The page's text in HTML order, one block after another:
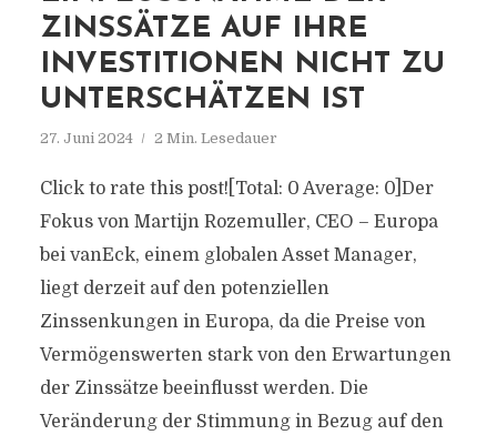
ZINSSÄTZE AUF IHRE
INVESTITIONEN NICHT ZU
UNTERSCHÄTZEN IST
27. Juni 2024 2 Min. Lesedauer
Click to rate this post![Total: 0 Average: 0]Der
Fokus von Martijn Rozemuller, CEO – Europa
bei vanEck, einem globalen Asset Manager,
liegt derzeit auf den potenziellen
Zinssenkungen in Europa, da die Preise von
Vermögenswerten stark von den Erwartungen
der Zinssätze beeinflusst werden. Die
Veränderung der Stimmung in Bezug auf den